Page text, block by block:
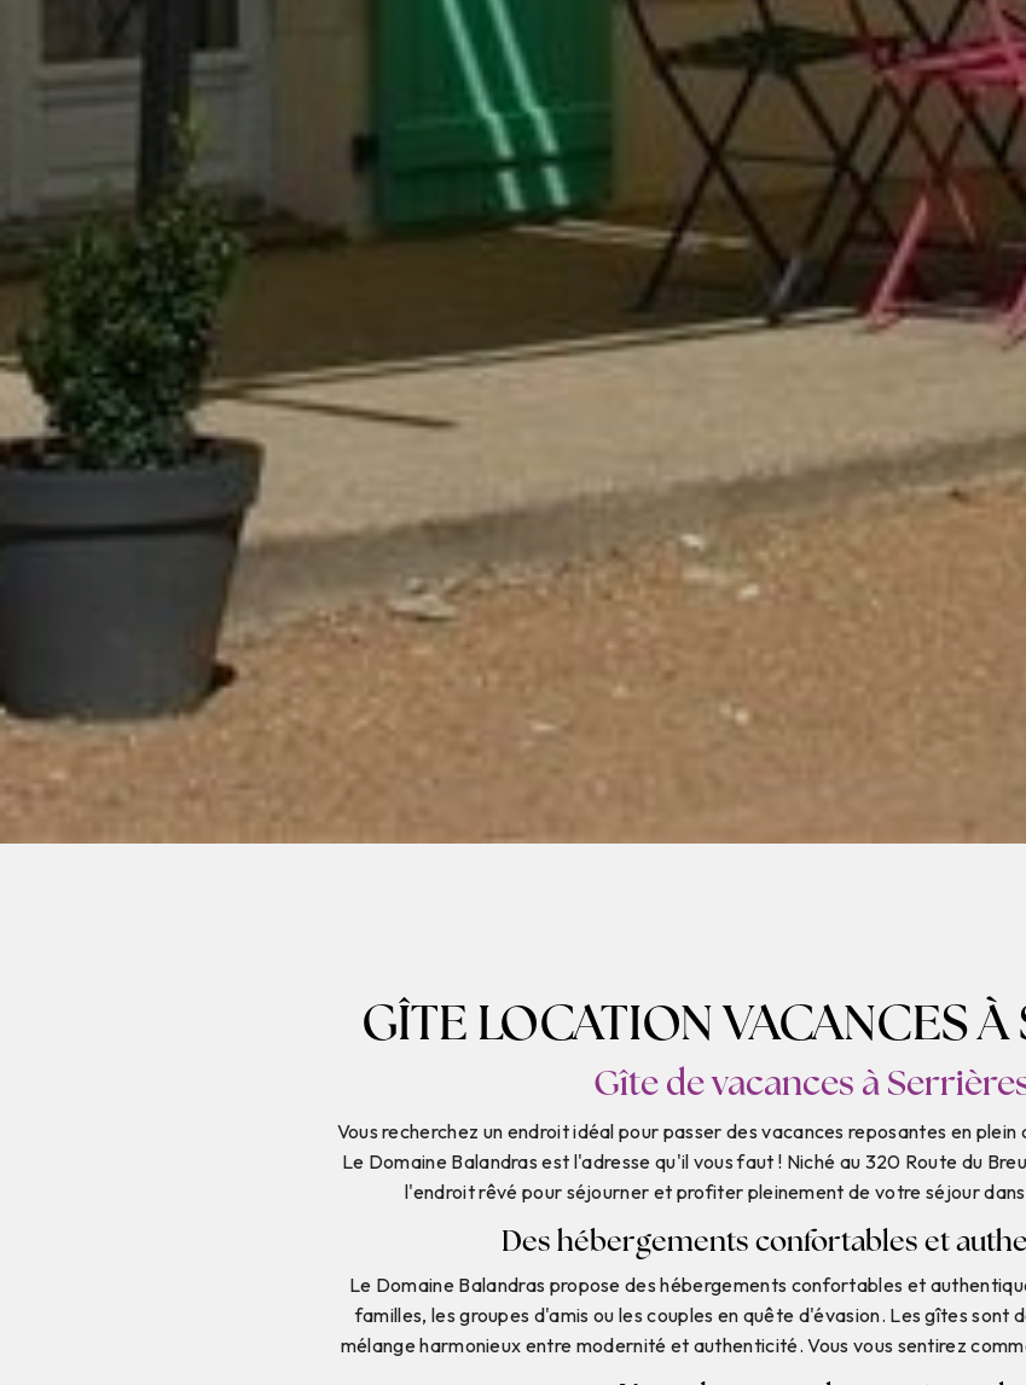
GÎTE LOCATION VACANCES À
Gîte de vacances à
Vous recherchez un endroit idéal pour passer des vacances reposantes en
Le Domaine Balandras est l'adresse qu'il vous faut ! Niché au 320 Route du
l'endroit rêvé pour séjourner et profiter pleinement de votre séjour
Des hébergements confortables et
Le Domaine Balandras propose des hébergements confortables et
familles, les groupes d'amis ou les couples en quête d'évasion. Les gîtes sont
mélange harmonieux entre modernité et authenticité. Vous vous sentirez